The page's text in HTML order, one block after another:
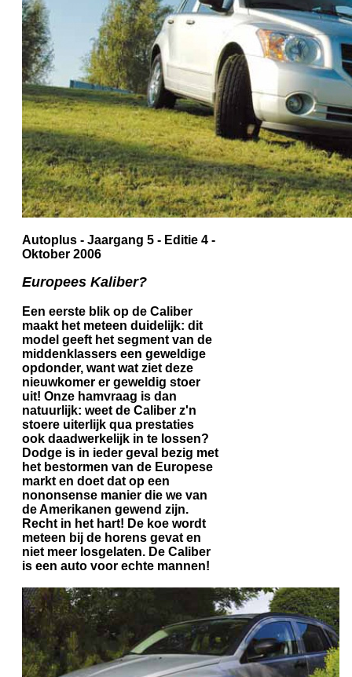
Autoplus - Jaargang 5 - Editie 4 -
Oktober 2006
Europees Kaliber?
Een eerste blik op de Caliber
maakt het meteen duidelijk: dit
model geeft het segment van de
middenklassers een geweldige
opdonder, want wat ziet deze
nieuwkomer er geweldig stoer
uit! Onze hamvraag is dan
natuurlijk: weet de Caliber z'n
stoere uiterlijk qua prestaties
ook daadwerkelijk in te lossen?
Dodge is in ieder geval bezig met
het bestormen van de Europese
markt en doet dat op een
nononsense manier die we van
de Amerikanen gewend zijn.
Recht in het hart! De koe wordt
meteen bij de horens gevat en
niet meer losgelaten. De Caliber
is een auto voor echte mannen!